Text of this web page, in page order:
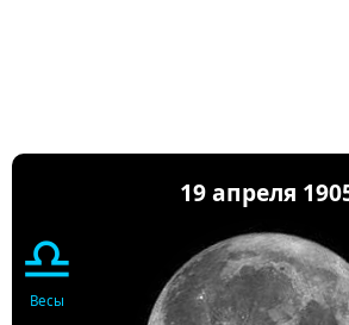
19 апреля
♎
Весы